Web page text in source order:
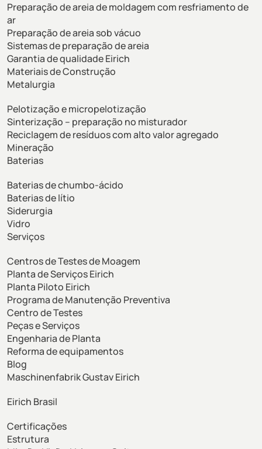
Preparação de areia de moldagem com resfriamento de
ar
Preparação de areia sob vácuo
Sistemas de preparação de areia
Garantia de qualidade Eirich
Materiais de Construção
Metalurgia
Pelotização e micropelotização
Sinterização – preparação no misturador
Reciclagem de resíduos com alto valor agregado
Mineração
Baterias
Baterias de chumbo-ácido
Baterias de lítio
Siderurgia
Vidro
Serviços
Centros de Testes de Moagem
Planta de Serviços Eirich
Planta Piloto Eirich
Programa de Manutenção Preventiva
Centro de Testes
Peças e Serviços
Engenharia de Planta
Reforma de equipamentos
Blog
Maschinenfabrik Gustav Eirich
Eirich Brasil
Certificações
Estrutura